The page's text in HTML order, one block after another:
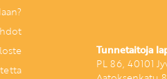
Tunnetaitoja
PL 86, 40101